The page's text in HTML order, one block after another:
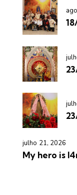
julho 21, 2026
My hero is